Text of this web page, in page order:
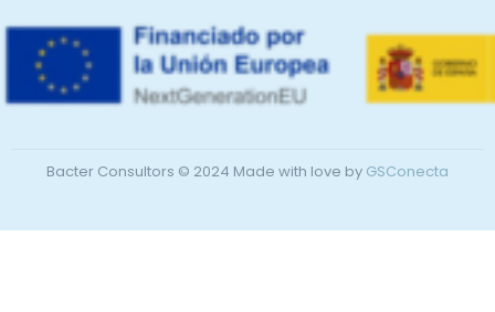
Bacter Consultors © 2024 Made with love by GSConecta